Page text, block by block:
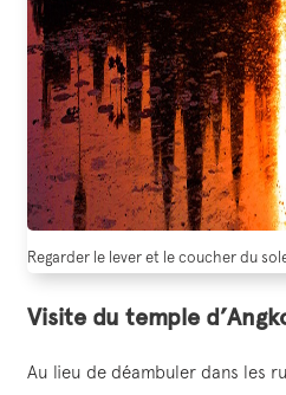
Regarder le lever et le coucher du
Visite du temple
Au lieu de déambuler dans les